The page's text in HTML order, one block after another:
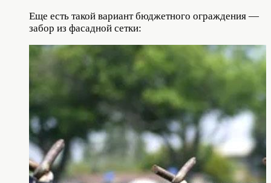
Еще есть такой вариант бюджетного ограждения —
забор из фасадной сетки: